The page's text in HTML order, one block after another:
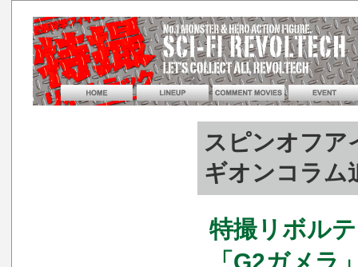
スピンオフア
ギオンコラム
特撮リボル